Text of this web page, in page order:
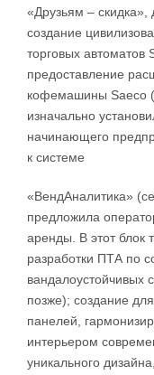
«Друзьям – скидка»,
создание
торговых автоматов
предоставление
кофемашины Saeco
изначально
начинающего
к системе
«ВендАналитика»
предложила
аренды. В этот блок
разработки ПТА по
вандалоустойчивых
позже); создание
панелей,
интерьером
уникального